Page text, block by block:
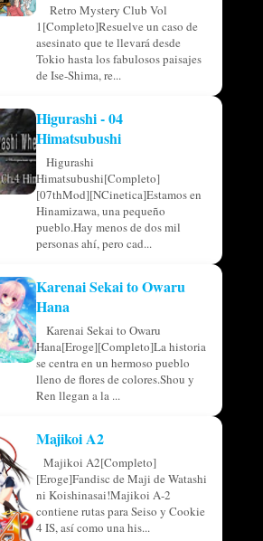
Retro Mystery Club Vol
1[Completo]Resuelve un caso de
asesinato que te llevará desde
Tokio hasta los fabulosos paisajes
de Ise-Shima, re...
Higurashi - 04
Himatsubushi
Higurashi
Himatsubushi[Completo]
[07thMod][NCinetica]Estamos en
Hinamizawa, una pequeño
pueblo.Hay menos de dos mil
personas ahí, pero cad...
Karenai Sekai to Owaru
Hana
Karenai Sekai to Owaru
Hana[Eroge][Completo]La historia
se centra en un hermoso pueblo
lleno de flores de colores.Shou y
Ren llegan a la ...
Majikoi A2
Majikoi A2[Completo]
[Eroge]Fandisc de Maji de Watashi
ni Koishinasai!Majikoi A-2
contiene rutas para Seiso y Cookie
4 IS, así como una his...